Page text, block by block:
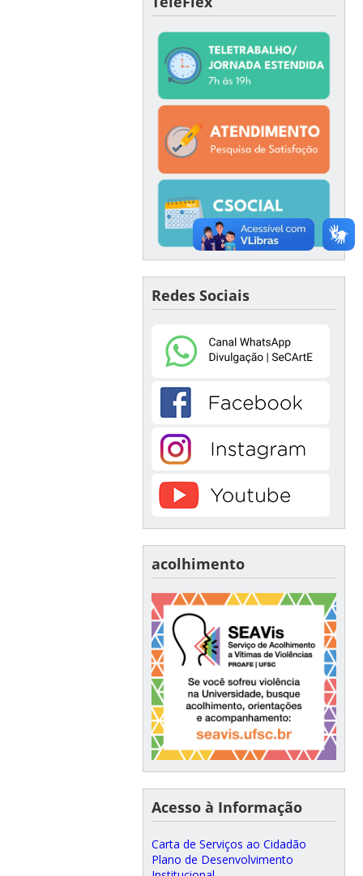
Redes Sociais
acolhimento
Acesso à Informação
Carta de Serviços ao Cidadão
Plano de Desenvolvimento